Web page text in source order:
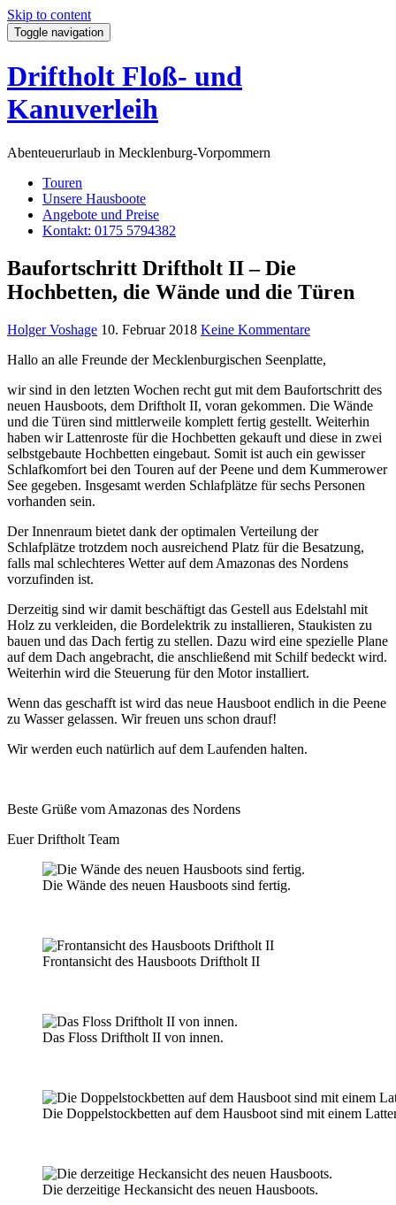
Skip to content
Toggle navigation
Driftholt Floß- und
Kanuverleih
Abenteuerurlaub in Mecklenburg-Vorpommern
Touren
Unsere Hausboote
Angebote und Preise
Kontakt: 0175 5794382
Baufortschritt Driftholt II – Die
Hochbetten, die Wände und die Türen
Holger Voshage 10. Februar 2018 Keine Kommentare
Hallo an alle Freunde der Mecklenburgischen Seenplatte,
wir sind in den letzten Wochen recht gut mit dem Baufortschritt des
neuen Hausboots, dem Driftholt II, voran gekommen. Die Wände
und die Türen sind mittlerweile komplett fertig gestellt. Weiterhin
haben wir Lattenroste für die Hochbetten gekauft und diese in zwei
selbstgebaute Hochbetten eingebaut. Somit ist auch ein gewisser
Schlafkomfort bei den Touren auf der Peene und dem Kummerower
See gegeben. Insgesamt werden Schlafplätze für sechs Personen
vorhanden sein.
Der Innenraum bietet dank der optimalen Verteilung der
Schlafplätze trotzdem noch ausreichend Platz für die Besatzung,
falls mal schlechteres Wetter auf dem Amazonas des Nordens
vorzufinden ist.
Derzeitig sind wir damit beschäftigt das Gestell aus Edelstahl mit
Holz zu verkleiden, die Bordelektrik zu installieren, Staukisten zu
bauen und das Dach fertig zu stellen. Dazu wird eine spezielle Plane
auf dem Dach angebracht, die anschließend mit Schilf bedeckt wird.
Weiterhin wird die Steuerung für den Motor installiert.
Wenn das geschafft ist wird das neue Hausboot endlich in die Peene
zu Wasser gelassen. Wir freuen uns schon drauf!
Wir werden euch natürlich auf dem Laufenden halten.
Beste Grüße vom Amazonas des Nordens
Euer Driftholt Team
Die Wände des neuen Hausboots sind fertig.
Frontansicht des Hausboots Driftholt II
Das Floss Driftholt II von innen.
Die Doppelstockbetten auf dem Hausboot sind mit einem
Die derzeitige Heckansicht des neuen Hausboots.